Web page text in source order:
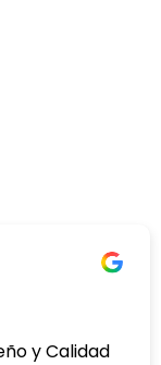
Puertas Técnicas diseño y Calidad